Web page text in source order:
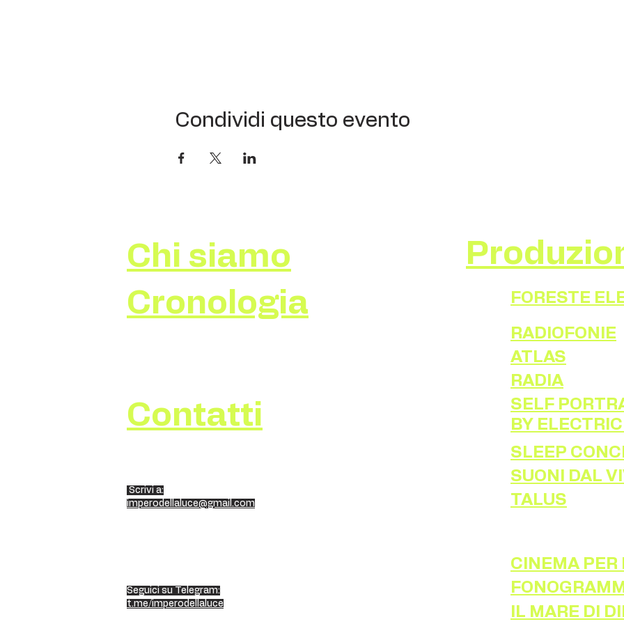
Condividi questo evento
Chi siamo
Cronologia
FORESTE
RADIOFONIE
ATLAS
RADIA
Contatti
SELF
BY
SLEEP
Scrivi a:
imperodellaluce@gmail.com
SUONI DAL
TALUS
CINEMA PER
Seguici su Telegram:
t.me/imperodellaluce
FONOGRAMMI
IL MARE DI